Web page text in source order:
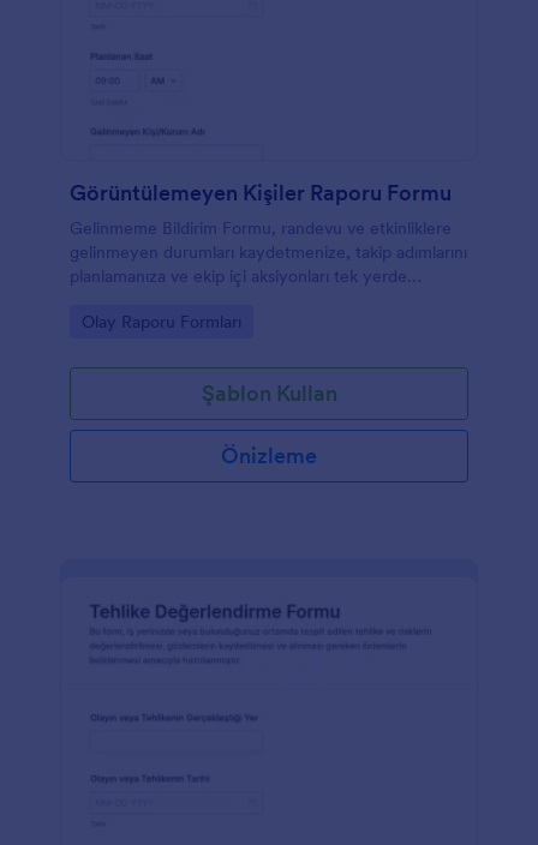
Görüntülemeyen Kişiler Raporu Formu
Gelinmeme Bildirim Formu, randevu ve etkinliklere
gelinmeyen durumları kaydetmenize, takip adımlarını
planlamanıza ve ekip içi aksiyonları tek yerde
Go to Category:
Olay Raporu Formları
Şablon Kullan
Önizleme